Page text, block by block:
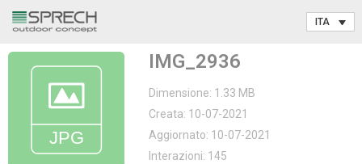
contenuto
IMG_2936
Dimensione: 1.33 MB
Creata: 10-07-2021
Aggiornato: 10-07-2021
Interazioni: 145